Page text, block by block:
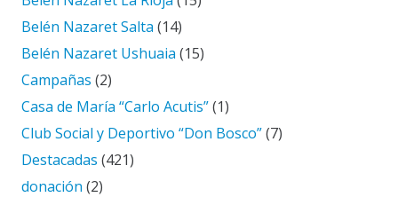
Belén Nazaret Salta (14)
Belén Nazaret Ushuaia (15)
Campañas (2)
Casa de María “Carlo Acutis”(1)
Club Social y Deportivo “Don Bosco”(7)
Destacadas (421)
donación (2)